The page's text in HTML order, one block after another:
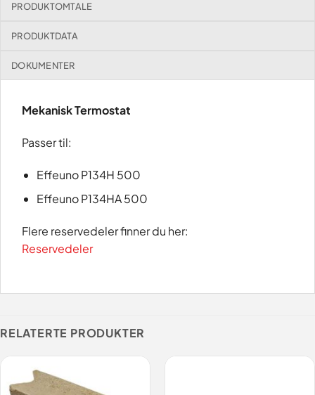
PRODUKTOMTALE
PRODUKTDATA
DOKUMENTER
Mekanisk Termostat
Passer til:
Effeuno P134H 500
Effeuno P134HA 500
Flere reservedeler finner du her:
Reservedeler
RELATERTE PRODUKTER